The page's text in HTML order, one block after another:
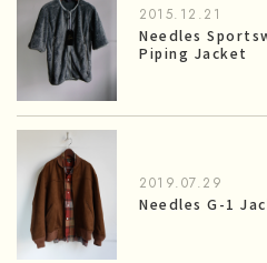
2015.12.21
Needles
Piping Jacket
2019.07.29
Needles G-1